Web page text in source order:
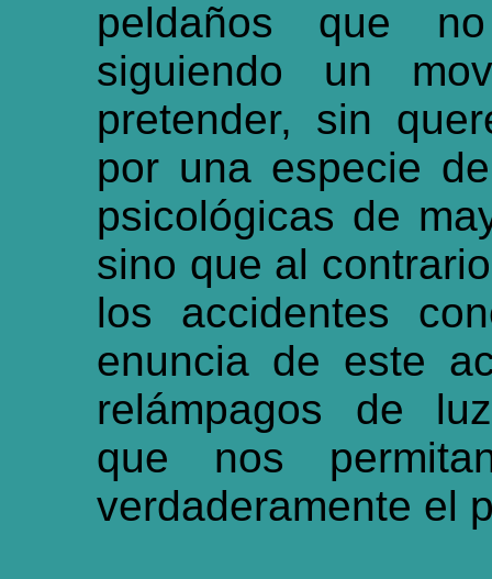
peldaños que
siguiendo un
pretender, sin
por una especie
psicológicas de
sino que al
los accidentes
enuncia de este
relámpagos de
que nos
verdaderamente el